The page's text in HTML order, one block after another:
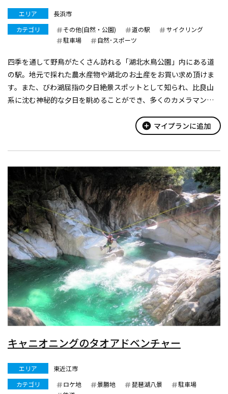
エリア
長浜市
カテゴリ
その他(自然・公園) 道の駅
サイクリング
駐車場
自然･スポーツ
四季を通して野鳥がたくさん訪れる「湖北水鳥公園」内にある道
の駅。地元で採れた農水産物や湖北のお土産をお買い求め頂けま
す。また、びわ湖屈指の夕日絶景スポットとして知られ、比良山
系に沈む神秘的な夕日を眺めることができ、多くのカメラマンが
add_circle マイプランに追加
キャニオニングのタオアドベンチャー
エリア
東近江市
カテゴリ
ロケ地 景勝地 琵琶湖八景
駐車場